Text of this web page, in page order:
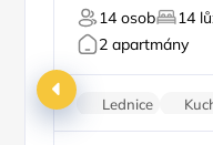
14 osob
14
2 apartmány
Lednice
Nekuřácký